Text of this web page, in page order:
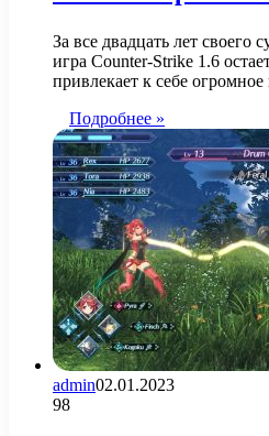
За все двадцать лет своего
игра Counter-Strike 1.6
привлекает к себе
Подробнее »
admin02.01.2023
98